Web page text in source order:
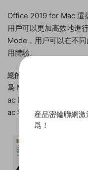
Office 2019 for Mac 還
用戶可以更加高效地進
Mode，用戶可以在不
用體驗。
總的來說，Office 2019
爲 Mac 用戶提供了全
ac 用戶，并且需要進
ac 将是你必不可少的辦
産品密鑰聯網
爲！